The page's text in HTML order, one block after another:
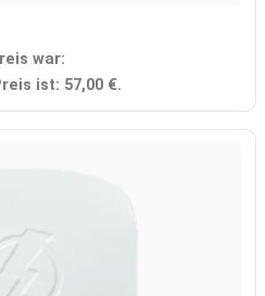
war:
ist: 57,00 €.